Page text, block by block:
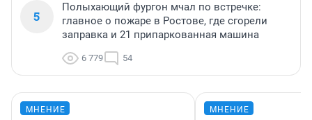
5
Полыхающий фургон мчал по встречке:
главное о пожаре в Ростове, где сгорели
заправка и 21 припаркованная машина
6 779 54
МНЕНИЕ МНЕНИЕ